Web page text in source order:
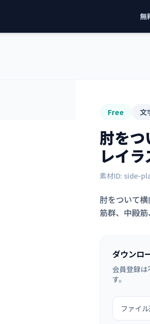
無
Free 文
肘を
レイラ
素材ID: side-
肘をついて
筋群、中殿
ダウンロ
会員登録
す。
ファイル